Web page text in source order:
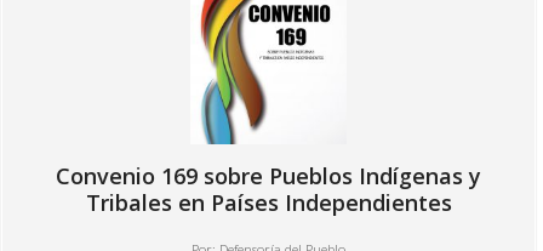
Convenio 169 sobre Pueblos Indígenas y
Tribales en Países Independientes